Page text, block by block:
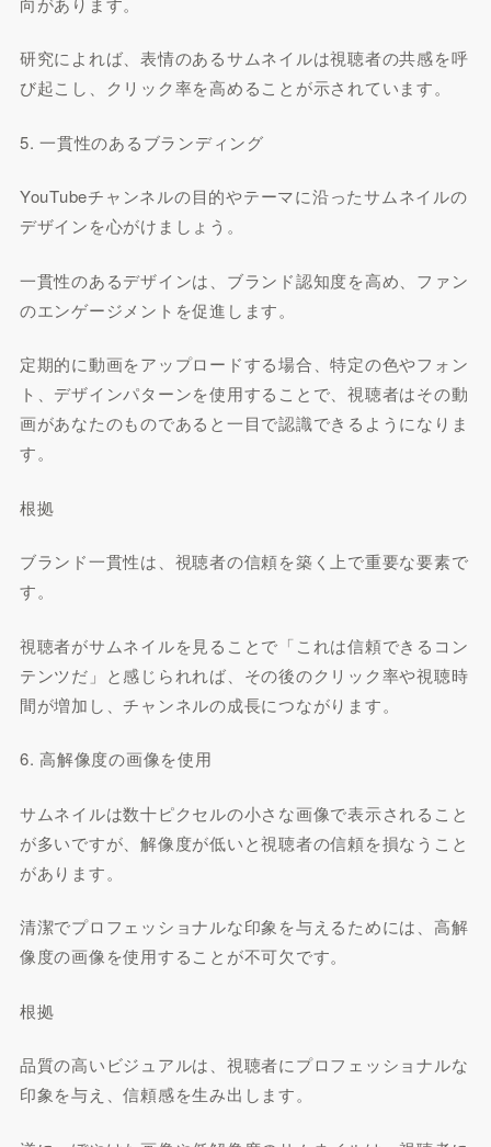
研究によれば、表情のあるサムネイルは視聴者の共感を呼
び起こし、クリック率を高めることが示されています。
5. 一貫性のあるブランディング
YouTubeチャンネルの目的やテーマに沿ったサムネイルの
デザインを心がけましょう。
一貫性のあるデザインは、ブランド認知度を高め、ファン
のエンゲージメントを促進します。
定期的に動画をアップロードする場合、特定の色やフォン
ト、デザインパターンを使用することで、視聴者はその動
画があなたのものであると一目で認識できるようになりま
す。
根拠
ブランド一貫性は、視聴者の信頼を築く上で重要な要素で
す。
視聴者がサムネイルを見ることで「これは信頼できるコン
テンツだ」と感じられれば、その後のクリック率や視聴時
間が増加し、チャンネルの成長につながります。
6. 高解像度の画像を使用
サムネイルは数十ピクセルの小さな画像で表示されること
が多いですが、解像度が低いと視聴者の信頼を損なうこと
があります。
清潔でプロフェッショナルな印象を与えるためには、高解
像度の画像を使用することが不可欠です。
根拠
品質の高いビジュアルは、視聴者にプロフェッショナルな
印象を与え、信頼感を生み出します。